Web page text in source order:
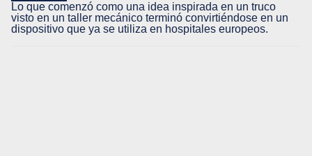
Lo que comenzó como una idea inspirada en un truco
visto en un taller mecánico terminó convirtiéndose en un
dispositivo que ya se utiliza en hospitales europeos.